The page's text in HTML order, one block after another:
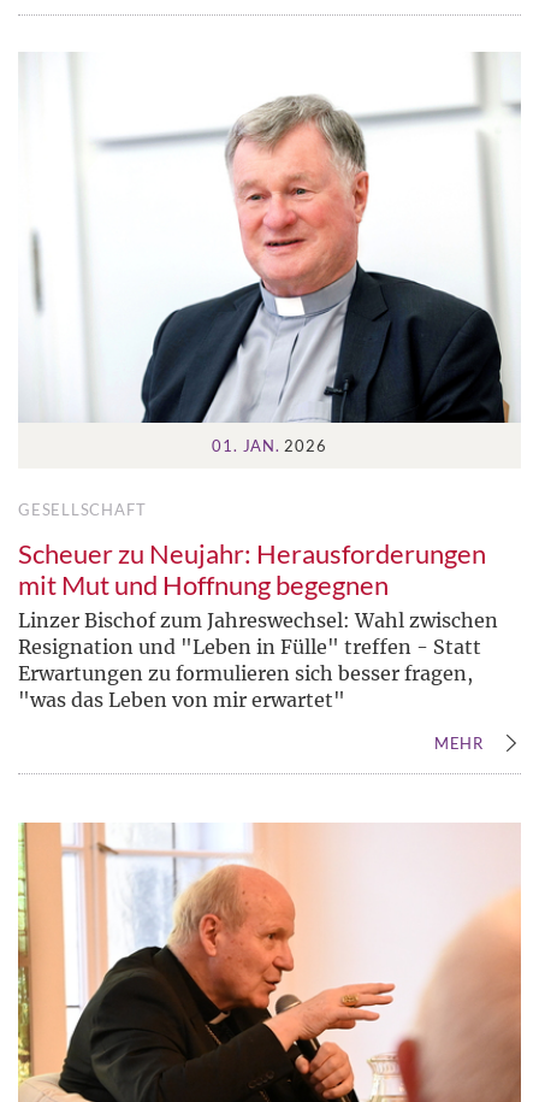
01. JAN. 2026
GESELLSCHAFT
Scheuer zu Neujahr: Herausforderungen
mit Mut und Hoffnung begegnen
Linzer Bischof zum Jahreswechsel: Wahl zwischen
Resignation und "Leben in Fülle" treffen - Statt
Erwartungen zu formulieren sich besser fragen,
"was das Leben von mir erwartet"
MEHR